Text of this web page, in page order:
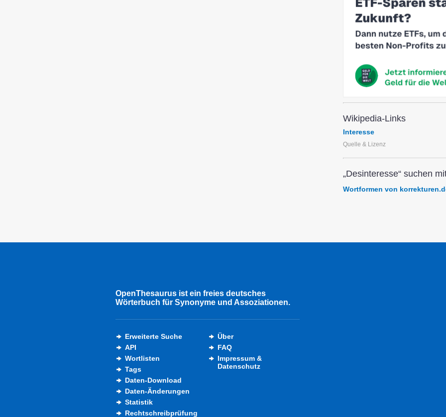
Wikipedia-Links
Interesse
Quelle & Lizenz
„Desinteresse“ suchen
Wortformen von
OpenThesaurus ist ein freies deutsches
Wörterbuch für Synonyme und Assoziationen.
Erweiterte Suche
API
Wortlisten
Tags
Daten-Download
Daten-Änderungen
Statistik
Rechtschreibprüfung
Über
FAQ
Impressum &
Datenschutz